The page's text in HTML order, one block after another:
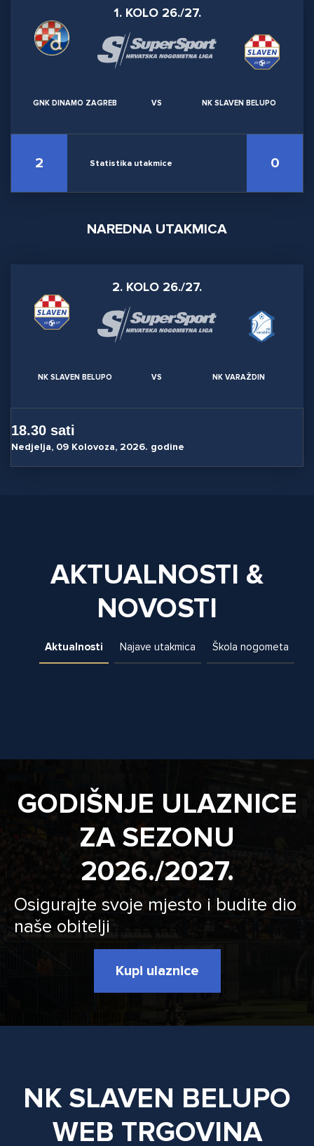
1. KOLO 26./27.
GNK DINAMO ZAGREB VS NK SLAVEN BELUPO
2 Statistika utakmice 0
NAREDNA UTAKMICA
2. KOLO 26./27.
NK SLAVEN BELUPO VS NK VARAŽDIN
18.30 sati
Nedjelja, 09 Kolovoza, 2026. godine
AKTUALNOSTI &
NOVOSTI
Aktualnosti Najave utakmica Škola nogometa
GODIŠNJE ULAZNICE
ZA SEZONU
2026./2027.
Osigurajte svoje mjesto i budite dio
naše obitelji
Kupi ulaznice
NK SLAVEN BELUPO
WEB TRGOVINA